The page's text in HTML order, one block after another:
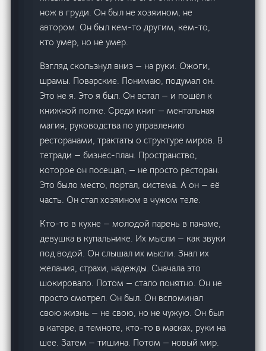
нож в груди. Он был не хозяином, не
автором. Он был кем-то другим, кем-то,
кто умер, но не умер.
Взгляд скользнул вниз — на руки. Ожоги,
шрамы. Поварские. Понимаю, подумал он.
Это не я. Это я был. Он встал — и пошёл к
книжной полке. Среди книг — ментальная
магия, руководства по управлению
ресторанами, трактаты о структуре миров. В
тетради — бизнес-план. Пространство,
которое он посещал, — не просто ресторан.
Это было место, портал, система. А он — её
часть. Он стал хозяином в чужом теле.
Кто-то в кухне — молодой парень в панаме,
девушка в купальнике. Их мысли — как звуки
под водой. Он слышал их мысли. Знал их
желания, страхи, надежды. Сначала это
шокировало. Потом — стало понятно. Он не
просто смотрел. Он был. Он вспоминал
свою жизнь — не свою, но не чужую. Он был
в катере, в темноте, кто-то в масках, руки на
шее. Затем — тишина. Потом — новый мир.